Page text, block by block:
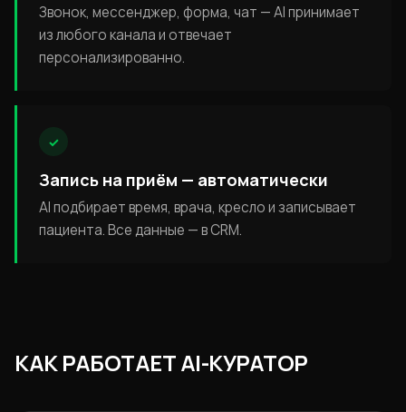
Звонок, мессенджер, форма, чат — AI принимает
из любого канала и отвечает
персонализированно.
✓
Запись на приём — автоматически
AI подбирает время, врача, кресло и записывает
пациента. Все данные — в CRM.
КАК РАБОТАЕТ AI-КУРАТОР